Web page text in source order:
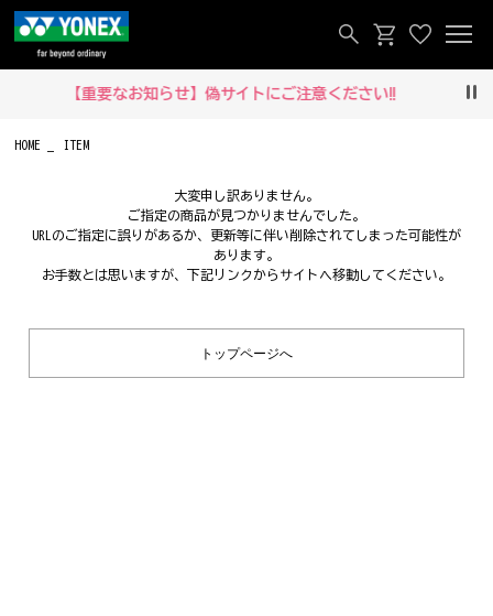
【重要なお知らせ】偽サイトにご注意ください‼
HOME ITEM
大変申し訳ありません。
ご指定の商品が見つかりませんでした。
URLのご指定に誤りがあるか、更新等に伴い削除されてしまった可能性が
あります。
お手数とは思いますが、下記リンクからサイトへ移動してください。
トップページへ